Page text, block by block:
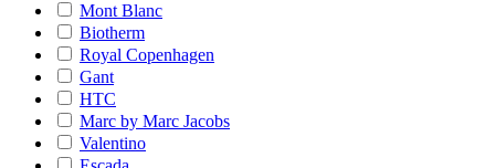
Mont Blanc
Biotherm
Royal Copenhagen
Gant
HTC
Marc by Marc Jacobs
Valentino